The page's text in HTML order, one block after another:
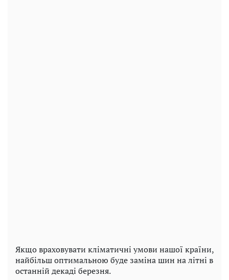
Якщо враховувати кліматичні умови нашої країни,
найбільш оптимальною буде заміна шин на літні в
останній декаді березня.